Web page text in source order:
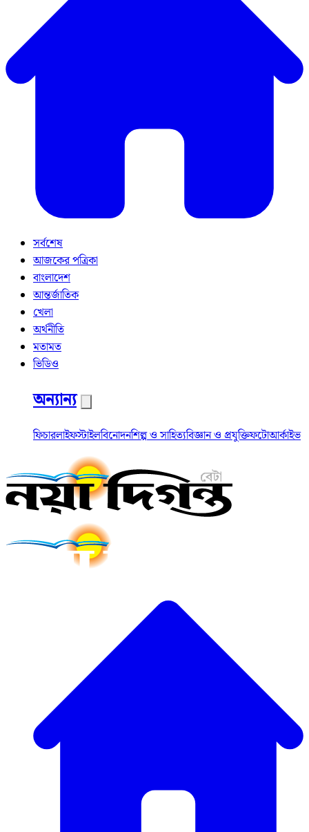
সর্বশেষ
আজকের পত্রিকা
বাংলাদেশ
আন্তর্জাতিক
খেলা
অর্থনীতি
মতামত
ভিডিও
অন্যান্য
ফিচারলাইফস্টাইলবিনোদনশিল্প ও সাহিত্যবিজ্ঞান ও প্রযুক্তিফটোআর্কাইভ